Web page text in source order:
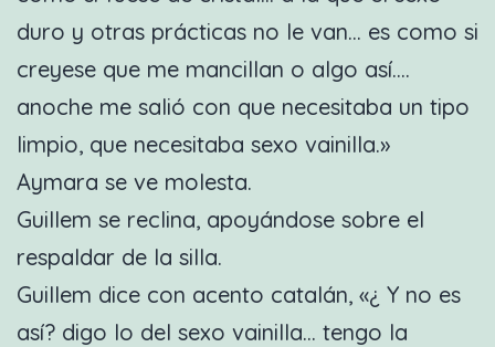
duro y otras prácticas no le van… es como si
creyese que me mancillan o algo así….
anoche me salió con que necesitaba un tipo
limpio, que necesitaba sexo vainilla.»
Aymara se ve molesta.
Guillem se reclina, apoyándose sobre el
respaldar de la silla.
Guillem dice con acento catalán, «¿ Y no es
así? digo lo del sexo vainilla… tengo la